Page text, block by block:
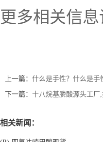
更多相关信
上一篇： 什么是手性？什么是手
下一篇： 十八烷基膦酸源头工厂,
相关新闻：